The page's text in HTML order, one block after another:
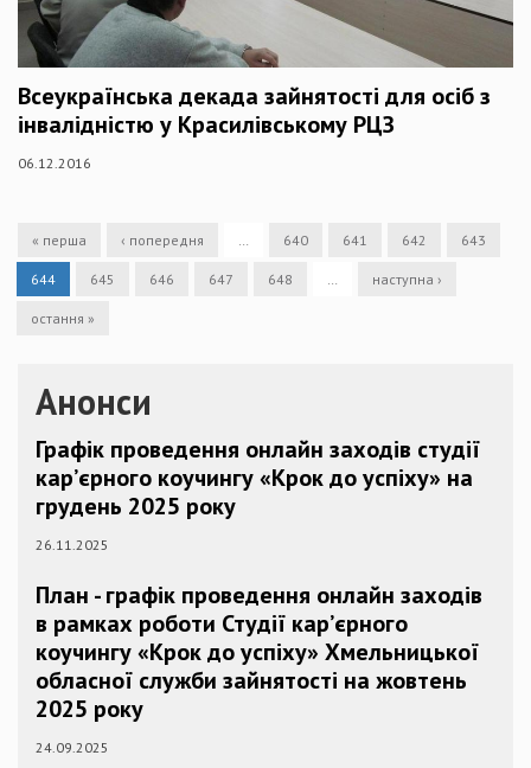
Всеукраїнська декада зайнятості для осіб з
інвалідністю у Красилівському РЦЗ
06.12.2016
« перша ‹ попередня 640 641 642 643
644 645 646 647 648 наступна ›
остання »
Анонси
Графік проведення онлайн заходів студії
кар’єрного коучингу «Крок до успіху» на
грудень 2025 року
26.11.2025
План - графік проведення онлайн заходів
в рамках роботи Студії кар’єрного
коучингу «Крок до успіху» Хмельницької
обласної служби зайнятості на жовтень
2025 року
24.09.2025